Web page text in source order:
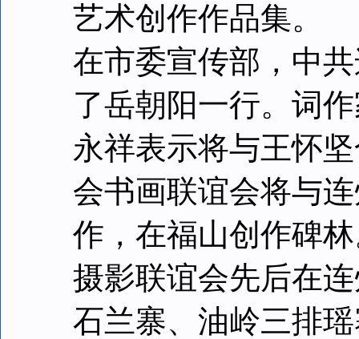
艺术创作作品集。
在市委宣传部，中
了岳朝阳一行。词
永祥表示将与王怀
会书画联谊会将与
作，在福山创作碑
摄影联谊会先后在
石兰寨、油岭三排